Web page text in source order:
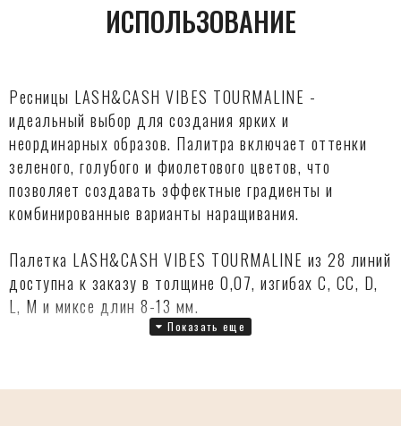
ИСПОЛЬЗОВАНИЕ
Ресницы LASH&CASH VIBES TOURMALINE -
идеальный выбор для создания ярких и
неординарных образов. Палитра включает оттенки
зеленого, голубого и фиолетового цветов, что
позволяет создавать эффектные градиенты и
комбинированные варианты наращивания.
Палетка LASH&CASH VIBES TOURMALINE из 28 линий
доступна к заказу в толщине 0,07, изгибах C, CC, D,
L, M и миксе длин 8-13 мм.